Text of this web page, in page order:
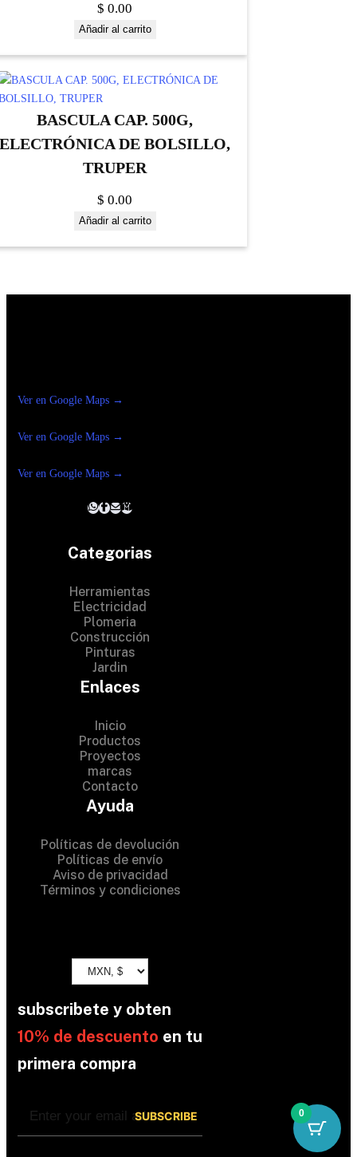
$ 0.00
Añadir al carrito
BASCULA CAP. 500G,
ELECTRÓNICA DE BOLSILLO,
TRUPER
$ 0.00
Añadir al carrito
Ver en Google Maps →
Ver en Google Maps →
Ver en Google Maps →
Categorias
Herramientas
Electricidad
Plomeria
Construcción
Pinturas
Jardin
Enlaces
Inicio
Productos
Proyectos
marcas
Contacto
Ayuda
Políticas de devolución
Políticas de envío
Aviso de privacidad
Términos y condiciones
subscribete y obten
10% de descuento en tu
primera compra
0